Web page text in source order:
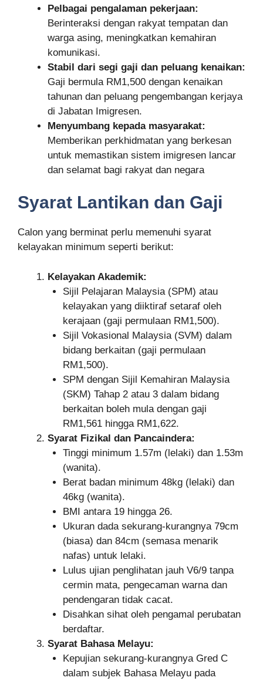
Pelbagai pengalaman pekerjaan:
Berinteraksi dengan rakyat tempatan dan
warga asing, meningkatkan kemahiran
komunikasi.
Stabil dari segi gaji dan peluang kenaikan:
Gaji bermula RM1,500 dengan kenaikan
tahunan dan peluang pengembangan kerjaya
di Jabatan Imigresen.
Menyumbang kepada masyarakat:
Memberikan perkhidmatan yang berkesan
untuk memastikan sistem imigresen lancar
dan selamat bagi rakyat dan negara
Syarat Lantikan dan Gaji
Calon yang berminat perlu memenuhi syarat
kelayakan minimum seperti berikut:
Kelayakan Akademik:
Sijil Pelajaran Malaysia (SPM) atau
kelayakan yang diiktiraf setaraf oleh
kerajaan (gaji permulaan RM1,500).
Sijil Vokasional Malaysia (SVM) dalam
bidang berkaitan (gaji permulaan
RM1,500).
SPM dengan Sijil Kemahiran Malaysia
(SKM) Tahap 2 atau 3 dalam bidang
berkaitan boleh mula dengan gaji
RM1,561 hingga RM1,622.
Syarat Fizikal dan Pancaindera:
Tinggi minimum 1.57m (lelaki) dan 1.53m
(wanita).
Berat badan minimum 48kg (lelaki) dan
46kg (wanita).
BMI antara 19 hingga 26.
Ukuran dada sekurang-kurangnya 79cm
(biasa) dan 84cm (semasa menarik
nafas) untuk lelaki.
Lulus ujian penglihatan jauh V6/9 tanpa
cermin mata, pengecaman warna dan
pendengaran tidak cacat.
Disahkan sihat oleh pengamal perubatan
berdaftar.
Syarat Bahasa Melayu:
Kepujian sekurang-kurangnya Gred C
dalam subjek Bahasa Melayu pada